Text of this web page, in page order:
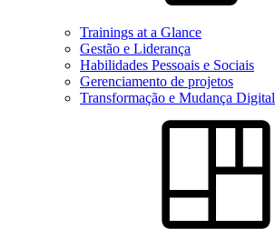
Trainings at a Glance
Gestão e Liderança
Habilidades Pessoais e Sociais
Gerenciamento de projetos
Transformação e Mudança Digital